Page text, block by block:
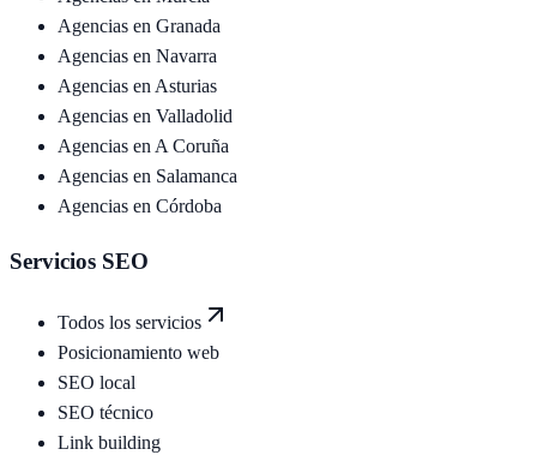
Agencias en Granada
Agencias en Navarra
Agencias en Asturias
Agencias en Valladolid
Agencias en A Coruña
Agencias en Salamanca
Agencias en Córdoba
Servicios SEO
Todos los servicios
Posicionamiento web
SEO local
SEO técnico
Link building